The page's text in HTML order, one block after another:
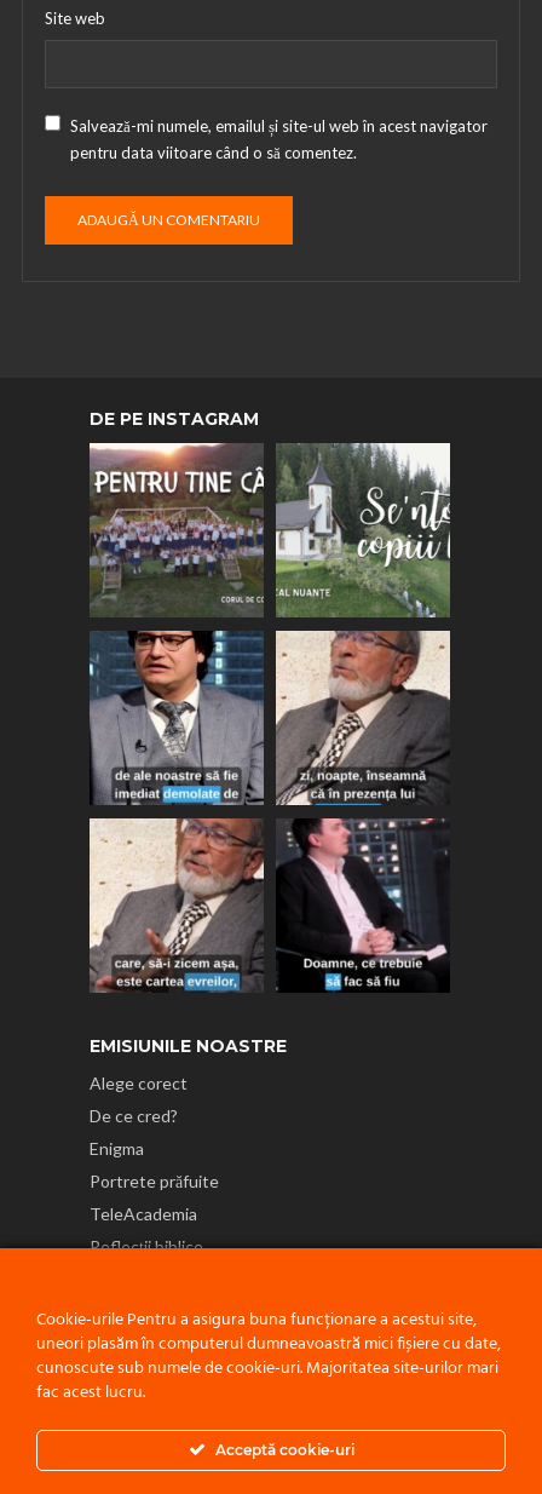
Site web
Salvează-mi numele, emailul și site-ul web în acest navigator
pentru data viitoare când o să comentez.
DE PE INSTAGRAM
EMISIUNILE NOASTRE
Alege corect
De ce cred?
Enigma
Portrete prăfuite
TeleAcademia
Reflecții biblice
Politică de confidențialitate
Cookie-urile Pentru a asigura buna funcționare a acestui site,
uneori plasăm în computerul dumneavoastră mici fișiere cu date,
cunoscute sub numele de cookie-uri. Majoritatea site-urilor mari
fac acest lucru.
Acceptă cookie-uri